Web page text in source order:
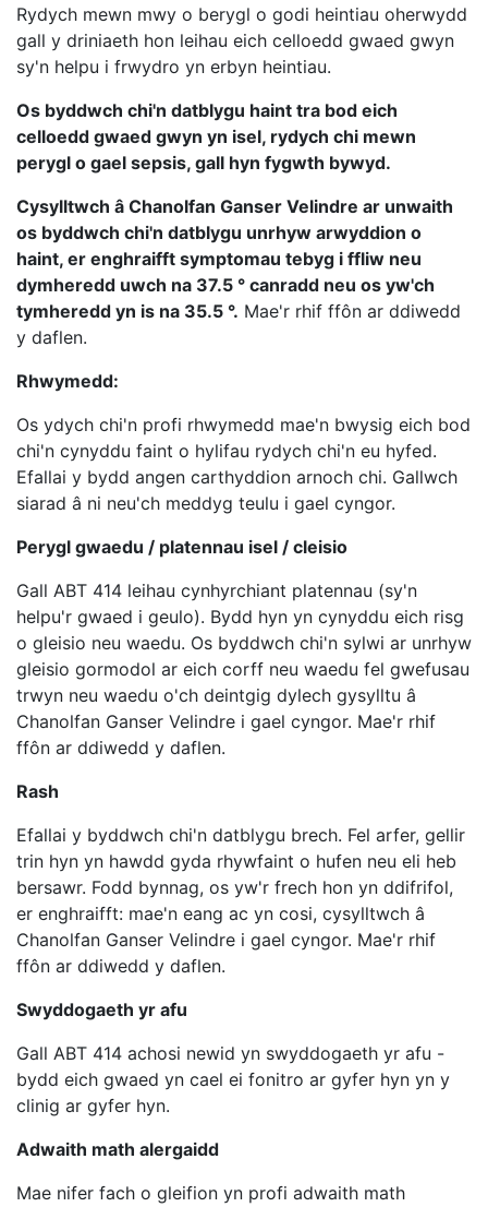
Rydych mewn mwy o berygl o godi heintiau oherwydd
gall y driniaeth hon leihau eich celloedd gwaed gwyn
sy'n helpu i frwydro yn erbyn heintiau.
Os byddwch chi'n datblygu haint tra bod eich
celloedd gwaed gwyn yn isel, rydych chi mewn
perygl o gael sepsis, gall hyn fygwth bywyd.
Cysylltwch â Chanolfan Ganser Velindre ar unwaith
os byddwch chi'n datblygu unrhyw arwyddion o
haint, er enghraifft symptomau tebyg i ffliw neu
dymheredd uwch na 37.5 ° canradd neu os yw'ch
tymheredd yn is na 35.5 °. Mae'r rhif ffôn ar ddiwedd
y daflen.
Rhwymedd:
Os ydych chi'n profi rhwymedd mae'n bwysig eich bod
chi'n cynyddu faint o hylifau rydych chi'n eu hyfed.
Efallai y bydd angen carthyddion arnoch chi. Gallwch
siarad â ni neu'ch meddyg teulu i gael cyngor.
Perygl gwaedu / platennau isel / cleisio
Gall ABT 414 leihau cynhyrchiant platennau (sy'n
helpu'r gwaed i geulo). Bydd hyn yn cynyddu eich risg
o gleisio neu waedu. Os byddwch chi'n sylwi ar unrhyw
gleisio gormodol ar eich corff neu waedu fel gwefusau
trwyn neu waedu o'ch deintgig dylech gysylltu â
Chanolfan Ganser Velindre i gael cyngor. Mae'r rhif
ffôn ar ddiwedd y daflen.
Rash
Efallai y byddwch chi'n datblygu brech. Fel arfer, gellir
trin hyn yn hawdd gyda rhywfaint o hufen neu eli heb
bersawr. Fodd bynnag, os yw'r frech hon yn ddifrifol,
er enghraifft: mae'n eang ac yn cosi, cysylltwch â
Chanolfan Ganser Velindre i gael cyngor. Mae'r rhif
ffôn ar ddiwedd y daflen.
Swyddogaeth yr afu
Gall ABT 414 achosi newid yn swyddogaeth yr afu -
bydd eich gwaed yn cael ei fonitro ar gyfer hyn yn y
clinig ar gyfer hyn.
Adwaith math alergaidd
Mae nifer fach o gleifion yn profi adwaith math